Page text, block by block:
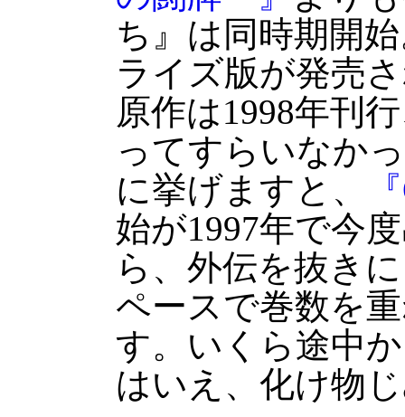
ち』は同時期開
ライズ版が発売
原作は1998年刊
ってすらいなか
に挙げますと、
始が1997年で今
ら、外伝を抜き
ペースで巻数を
す。いくら途中
はいえ、化け物